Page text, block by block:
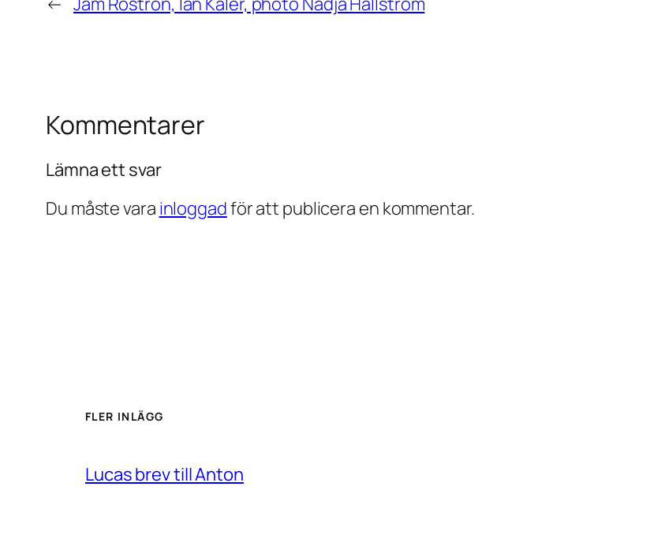
Kommentarer
Lämna ett svar
Du måste vara inloggadför att publicera en kommentar.
FLER INLÄGG
Lucas brev till Anton